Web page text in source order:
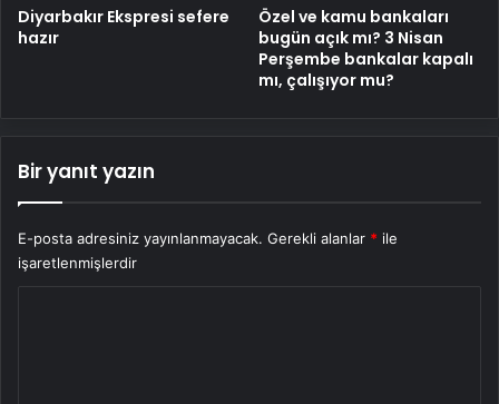
Diyarbakır Ekspresi sefere
hazır
Özel ve kamu bankaları
bugün açık mı? 3 Nisan
Perşembe bankalar kapalı
mı, çalışıyor mu?
Bir yanıt yazın
E-posta adresiniz yayınlanmayacak. Gerekli alanlar * ile
işaretlenmişlerdir